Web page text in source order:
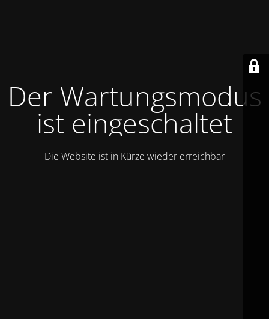
Der Wartungsmodus
ist eingeschaltet
Die Website ist in Kürze wieder erreichbar